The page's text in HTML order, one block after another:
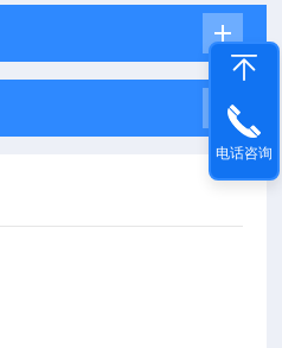
电话咨询